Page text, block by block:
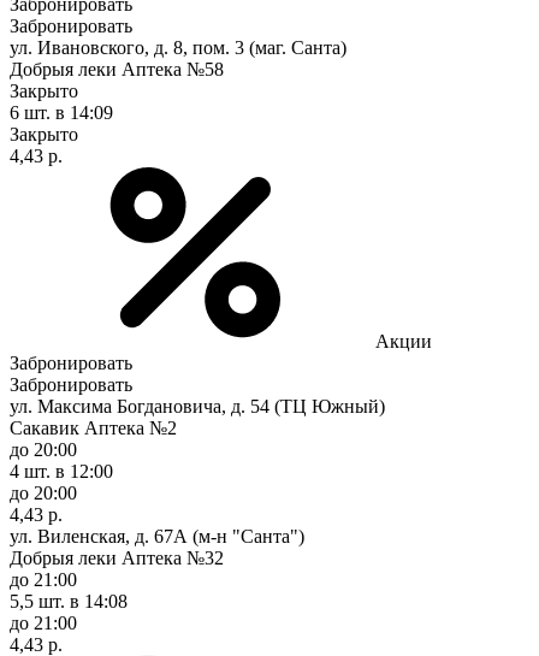
Забронировать
ул. Ивановского, д. 8, пом. 3 (маг. Санта)
Добрыя леки Аптека №58
Закрыто
6 шт. в 14:09
Закрыто
4,43 р.
Акции
Забронировать
Забронировать
ул. Максима Богдановича, д. 54 (ТЦ Южный)
Сакавик Аптека №2
до 20:00
4 шт. в 12:00
до 20:00
4,43 р.
ул. Виленская, д. 67А (м-н "Санта")
Добрыя леки Аптека №32
до 21:00
5,5 шт. в 14:08
до 21:00
4,43 р.